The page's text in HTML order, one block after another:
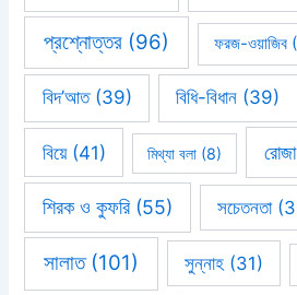
প্রশ্নোত্তর (96) ফরজ-ওয়াজিব
বিদ’আত(39) বিধি-বিধান (39)
বিয়ে(41) মিথ্যা বলা(8)
শিরক ও কুফরি(55) সচেতনতা
সালাত(101) সুন্নাহ (31)